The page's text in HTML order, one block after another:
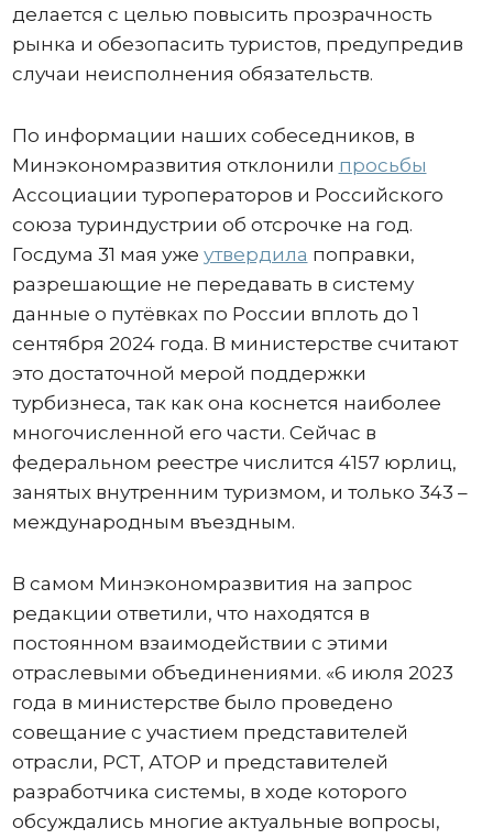
делается с целью повысить прозрачность
рынка и обезопасить туристов, предупредив
случаи неисполнения обязательств.
По информации наших собеседников, в
Минэкономразвития отклонили просьбы
Ассоциации туроператоров и Российского
союза туриндустрии об отсрочке на год.
Госдума 31 мая уже утвердила поправки,
разрешающие не передавать в систему
данные о путёвках по России вплоть до 1
сентября 2024 года. В министерстве считают
это достаточной мерой поддержки
турбизнеса, так как она коснется наиболее
многочисленной его части. Сейчас в
федеральном реестре числится 4157 юрлиц,
занятых внутренним туризмом, и только 343 –
международным въездным.
В самом Минэкономразвития на запрос
редакции ответили, что находятся в
постоянном взаимодействии с этими
отраслевыми объединениями. «6 июля 2023
года в министерстве было проведено
совещание с участием представителей
отрасли, РСТ, АТОР и представителей
разработчика системы, в ходе которого
обсуждались многие актуальные вопросы,